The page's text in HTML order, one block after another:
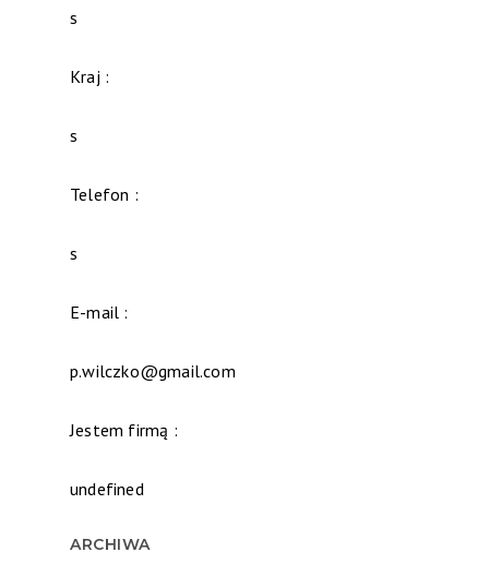
s
Kraj :
s
Telefon :
s
E-mail :
p.wilczko@gmail.com
Jestem firmą :
undefined
ARCHIWA